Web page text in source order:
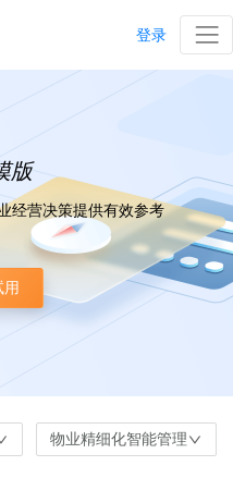
登录
版
经营决策提供有效参考
用
物业精细化智能管理